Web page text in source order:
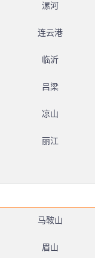
漯河
连云港
临沂
吕梁
凉山
丽江
马鞍山
眉山